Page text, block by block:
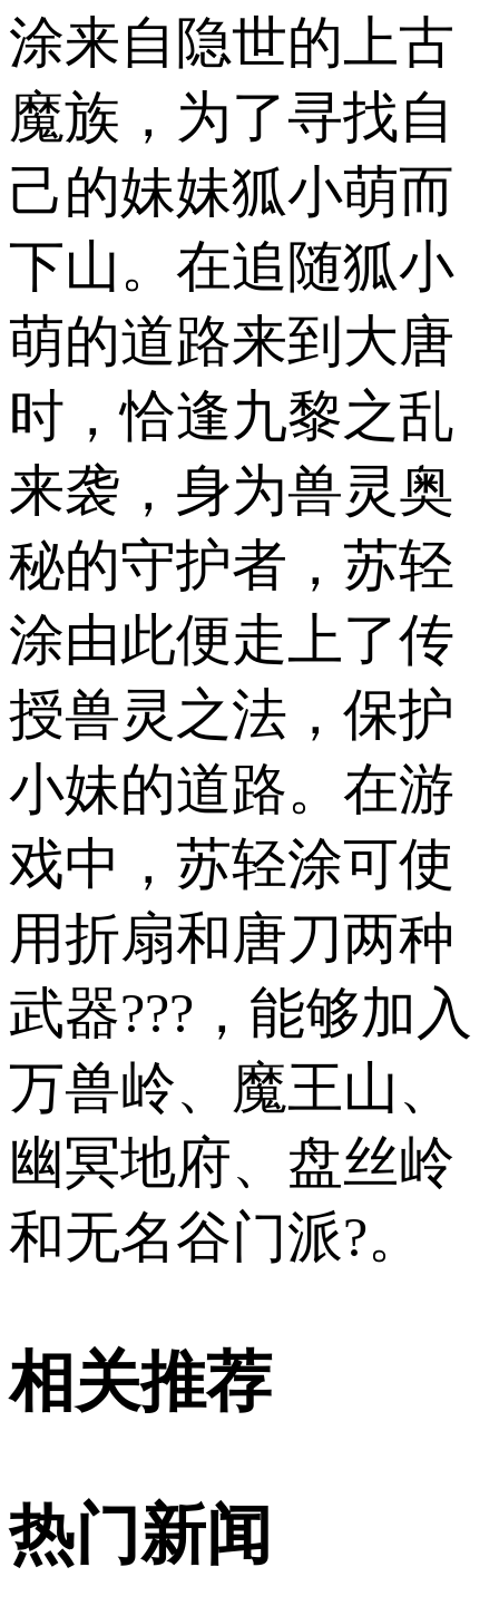
涂来自隐世的上古
魔族，为了寻找自
己的妹妹狐小萌而
下山。在追随狐小
萌的道路来到大唐
时，恰逢九黎之乱
来袭，身为兽灵奥
秘的守护者，苏轻
涂由此便走上了传
授兽灵之法，保护
小妹的道路。在游
戏中，苏轻涂可使
用折扇和唐刀两种
武器???，能够加入
万兽岭、魔王山、
幽冥地府、盘丝岭
和无名谷门派?。
相关推荐
热门新闻